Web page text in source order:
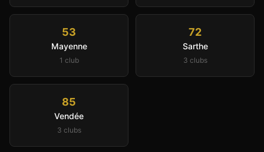
53
Mayenne
1 club
72
Sarthe
3 clubs
85
Vendée
3 clubs